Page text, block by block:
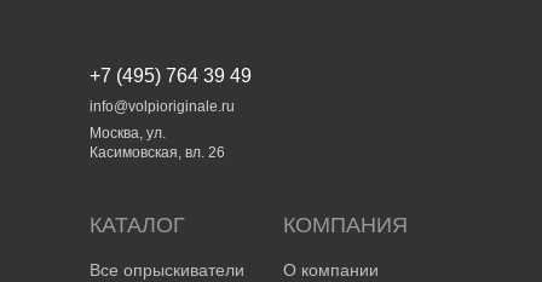
+7 (495) 764 39 49
info@volpioriginale.ru
Москва, ул.
Касимовская, вл. 26
КАТАЛОГ КОМПАНИЯ
О компании
Все опрыскиватели